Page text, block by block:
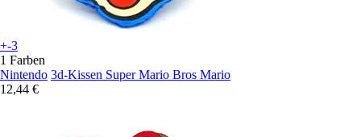
+-3
1 Farben
Nintendo 3d-Kissen Super Mario Bros Mario
12,44 €